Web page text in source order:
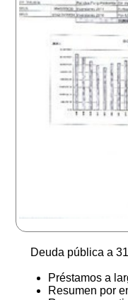
Deuda pública a
Préstamos a
Resumen por